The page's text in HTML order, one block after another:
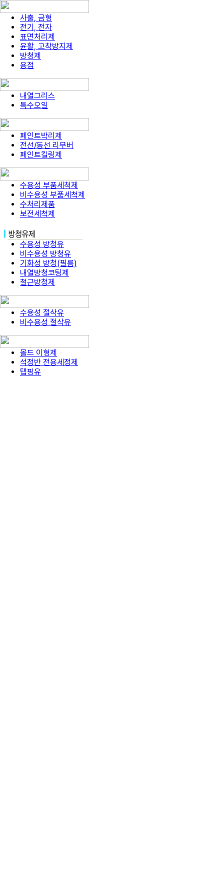
사출, 금형
전기, 전자
표면처리제
윤활, 고착방지제
방청제
용접
내열그리스
특수오일
페인트박리제
전선/동선 리무버
페인트킬링제
수용성 부품세척제
비수용성 부품세척제
수처리제품
보전세척제
수용성 방청유
비수용성 방청유
기화성 방청(필름)
내열방청코팅제
철근방청제
수용성 절삭유
비수용성 절삭유
몰드 이형제
석정반 전용세정제
탭핑유